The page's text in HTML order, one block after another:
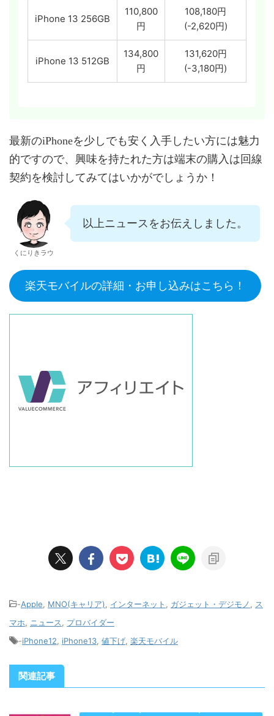
iPhone 13 256GB
110,800
円
108,180円
(-2,620円)
iPhone 13 512GB
134,800
円
131,620円
(-3,180円)
最新のiPhoneを少しでも安く入手したい方には魅力
的ですので、興味を持たれた方は端末の購入は回線
契約を検討してみてはいかがでしょうか！
くにりきラウ
以上ニュースをお伝えしました。
楽天モバイルの詳細・お申し込みはこちら！
-Apple MNO(キャリア) インターネット ガジェット・デジモノ
ス
マホ
ニュース
プロバイダー
-iPhone12 iPhone13 値下げ 楽天モバイル
関連記事